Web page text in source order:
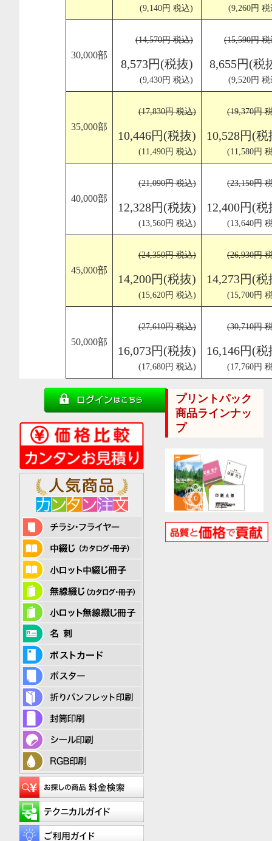
(9,140円 税込) (9,260円
30,000部
(14,570円 税込)
8,573円(税抜)
(9,430円 税込)
(15,590円
8,655円(税
(9,520円
35,000部
(17,830円 税込)
10,446円(税抜)
(11,490円 税込)
(19,370円
10,528円(税
(11,580円
40,000部
(21,090円 税込)
12,328円(税抜)
(13,560円 税込)
(23,150円
12,400円(税
(13,640円
45,000部
(24,350円 税込)
14,200円(税抜)
(15,620円 税込)
(26,930円
14,273円(税
(15,700円
50,000部
(27,610円 税込)
16,073円(税抜)
(17,680円 税込)
(30,710円
16,146円(税
(17,760円
プリントパック
商品ラインナッ
プ